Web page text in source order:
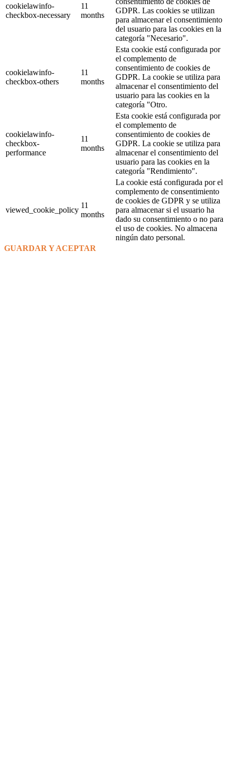
cookielawinfo-
checkbox-necessary
11
months
GDPR. Las cookies se utilizan
para almacenar el consentimiento
del usuario para las cookies en la
categoría "Necesario".
cookielawinfo-
checkbox-others
11
months
Esta cookie está configurada por
el complemento de
consentimiento de cookies de
GDPR. La cookie se utiliza para
almacenar el consentimiento del
usuario para las cookies en la
categoría "Otro.
cookielawinfo-
checkbox-
performance
11
months
Esta cookie está configurada por
el complemento de
consentimiento de cookies de
GDPR. La cookie se utiliza para
almacenar el consentimiento del
usuario para las cookies en la
categoría "Rendimiento".
viewed_cookie_policy
11
months
La cookie está configurada por el
complemento de consentimiento
de cookies de GDPR y se utiliza
para almacenar si el usuario ha
dado su consentimiento o no para
el uso de cookies. No almacena
ningún dato personal.
GUARDAR Y ACEPTAR